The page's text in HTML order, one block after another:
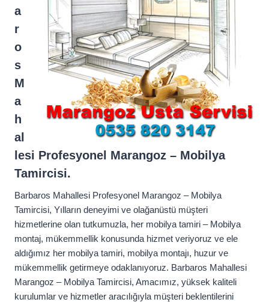
a
r
o
s
M
a
h
al
lesi Profesyonel Marangoz – Mobilya
Tamircisi.
Barbaros Mahallesi Profesyonel Marangoz – Mobilya
Tamircisi, Yılların deneyimi ve olağanüstü müşteri
hizmetlerine olan tutkumuzla, her mobilya tamiri – Mobilya
montaj, mükemmellik konusunda hizmet veriyoruz ve ele
aldığımız her mobilya tamiri, mobilya montajı, huzur ve
mükemmellik getirmeye odaklanıyoruz. Barbaros Mahallesi
Marangoz – Mobilya Tamircisi, Amacımız, yüksek kaliteli
kurulumlar ve hizmetler aracılığıyla müşteri beklentilerini